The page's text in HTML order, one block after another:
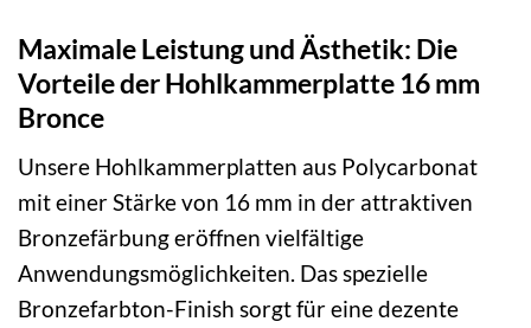
Maximale Leistung und Ästhetik: Die
Vorteile der Hohlkammerplatte 16 mm
Bronce
Unsere Hohlkammerplatten aus Polycarbonat
mit einer Stärke von 16 mm in der attraktiven
Bronzefärbung eröffnen vielfältige
Anwendungsmöglichkeiten. Das spezielle
Bronzefarbton-Finish sorgt für eine dezente